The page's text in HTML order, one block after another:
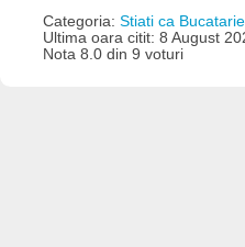
Categoria: Stiati ca Bucatarie
Ultima oara citit: 8 August
Nota 8.0 din 9 voturi